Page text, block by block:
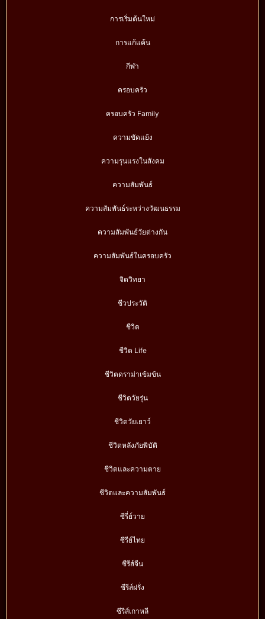
การเริ่มต้นใหม่
การแก้แค้น
กีฬา
ครอบครัว
ครอบครัว Family
ความขัดแย้ง
ความรุนแรงในสังคม
ความสัมพันธ์
ความสัมพันธ์ระหว่างวัฒนธรรม
ความสัมพันธ์วัยต่างกัน
ความสัมพันธ์ในครอบครัว
จิตวิทยา
ชีวประวัติ
ชีวิต
ชีวิต Life
ชีวิตดราม่าเข้มข้น
ชีวิตวัยรุ่น
ชีวิตวัยเยาว์
ชีวิตหลังภัยพิบัติ
ชีวิตและความตาย
ชีวิตและความสัมพันธ์
ซีรี่ย์วาย
ซีรีย์ไทย
ซีรีส์จีน
ซีรีส์ฝรั่ง
ซีรีส์เกาหลี